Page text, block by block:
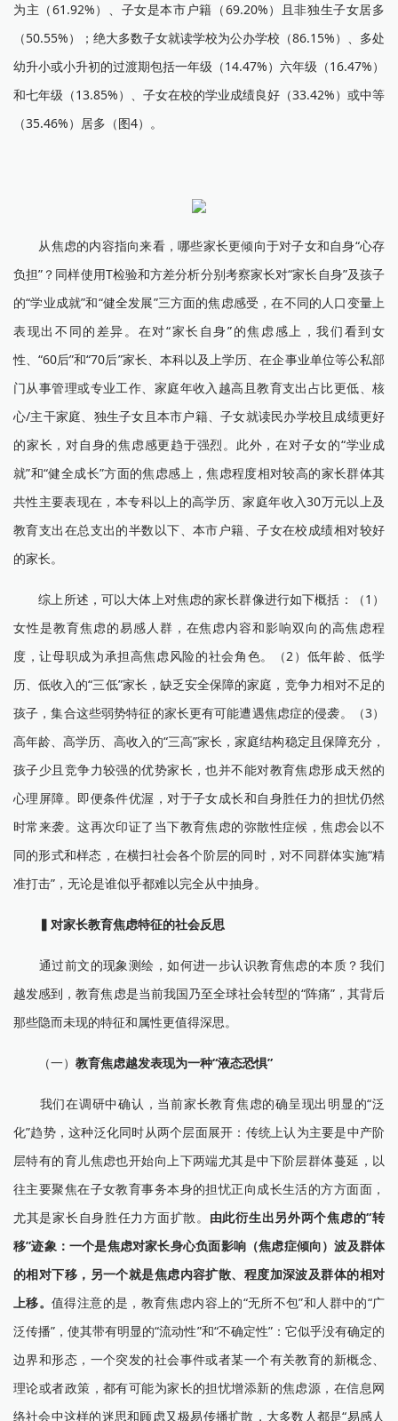
为主（61.92%）、子女是本市户籍（69.20%）且非独生子女居多
（50.55%）；绝大多数子女就读学校为公办学校（86.15%）、多处
幼升小或小升初的过渡期包括一年级（14.47%）六年级（16.47%）
和七年级（13.85%）、子女在校的学业成绩良好（33.42%）或中等
（35.46%）居多（图4）。
从焦虑的内容指向来看，哪些家长更倾向于对子女和自身“心存
负担”？同样使用T检验和方差分析分别考察家长对“家长自身”及孩子
的“学业成就”和“健全发展”三方面的焦虑感受，在不同的人口变量上
表现出不同的差异。在对“家长自身”的焦虑感上，我们看到女
性、“60后”和“70后”家长、本科以及上学历、在企事业单位等公私部
门从事管理或专业工作、家庭年收入越高且教育支出占比更低、核
心/主干家庭、独生子女且本市户籍、子女就读民办学校且成绩更好
的家长，对自身的焦虑感更趋于强烈。此外，在对子女的“学业成
就”和“健全成长”方面的焦虑感上，焦虑程度相对较高的家长群体其
共性主要表现在，本专科以上的高学历、家庭年收入30万元以上及
教育支出在总支出的半数以下、本市户籍、子女在校成绩相对较好
的家长。
综上所述，可以大体上对焦虑的家长群像进行如下概括：（1）
女性是教育焦虑的易感人群，在焦虑内容和影响双向的高焦虑程
度，让母职成为承担高焦虑风险的社会角色。（2）低年龄、低学
历、低收入的“三低”家长，缺乏安全保障的家庭，竞争力相对不足的
孩子，集合这些弱势特征的家长更有可能遭遇焦虑症的侵袭。（3）
高年龄、高学历、高收入的“三高”家长，家庭结构稳定且保障充分，
孩子少且竞争力较强的优势家长，也并不能对教育焦虑形成天然的
心理屏障。即便条件优渥，对于子女成长和自身胜任力的担忧仍然
时常来袭。这再次印证了当下教育焦虑的弥散性症候，焦虑会以不
同的形式和样态，在横扫社会各个阶层的同时，对不同群体实施“精
准打击”，无论是谁似乎都难以完全从中抽身。
▍ 对家长教育焦虑特征的社会反思
通过前文的现象测绘，如何进一步认识教育焦虑的本质？我们
越发感到，教育焦虑是当前我国乃至全球社会转型的“阵痛”，其背后
那些隐而未现的特征和属性更值得深思。
（一） 教育焦虑越发表现为一种“液态恐惧”
我们在调研中确认，当前家长教育焦虑的确呈现出明显的“泛
化”趋势，这种泛化同时从两个层面展开：传统上认为主要是中产阶
层特有的育儿焦虑也开始向上下两端尤其是中下阶层群体蔓延，以
往主要聚焦在子女教育事务本身的担忧正向成长生活的方方面面，
尤其是家长自身胜任力方面扩散。 由此衍生出另外两个焦虑的“转
移”迹象：一个是焦虑对家长身心负面影响（焦虑症倾向）波及群体
的相对下移，另一个就是焦虑内容扩散、程度加深波及群体的相对
上移。值得注意的是，教育焦虑内容上的“无所不包”和人群中的“广
泛传播”，使其带有明显的“流动性”和“不确定性”：它似乎没有确定的
边界和形态，一个突发的社会事件或者某一个有关教育的新概念、
理论或者政策，都有可能为家长的担忧增添新的焦虑源，在信息网
络社会中这样的迷思和顾虑又极易传播扩散，大多数人都是“易感人